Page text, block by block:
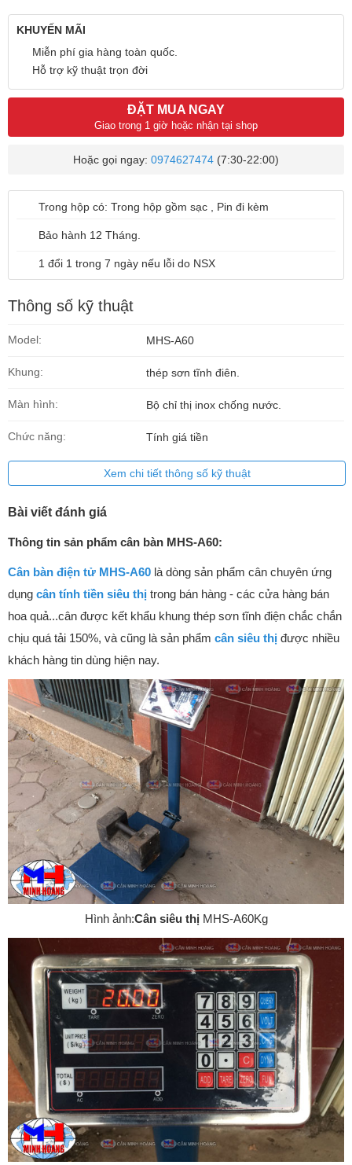
KHUYẾN MÃI
Miễn phí gia hàng toàn quốc.
Hỗ trợ kỹ thuật trọn đời
ĐẶT MUA NGAY
Giao trong 1 giờ hoặc nhận tại shop
Hoặc gọi ngay: 0974627474 (7:30-22:00)
Trong hộp có: Trong hộp gồm sạc , Pin đi kèm
Bảo hành 12 Tháng.
1 đổi 1 trong 7 ngày nếu lỗi do NSX
Thông số kỹ thuật
Model: MHS-A60
Khung: thép sơn tĩnh điên.
Màn hình: Bộ chỉ thị inox chống nước.
Chức năng: Tính giá tiền
Xem chi tiết thông số kỹ thuật
Bài viết đánh giá
Thông tin sản phẩm cân bàn MHS-A60:
Cân bàn điện tử MHS-A60 là dòng sản phẩm cân chuyên ứng
dụng cân tính tiền siêu thị trong bán hàng - các cửa hàng bán
hoa quả...cân được kết khẩu khung thép sơn tĩnh điện chắc chắn
chịu quá tải 150%, và cũng là sản phẩm cân siêu thị được nhiều
khách hàng tin dùng hiện nay.
Hình ảnh:Cân siêu thị MHS-A60Kg